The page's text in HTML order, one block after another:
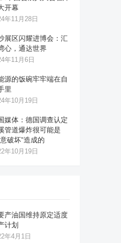
开幕
年11月28日
展区闪耀进博会：汇
心，通达世界
年11月6日
源的饭碗牢牢端在自
里
年10月19日
媒体：德国调查认定
管道爆炸很可能是
破坏”造成的
年10月19日
产油国维持原定适度
计划
年4月1日